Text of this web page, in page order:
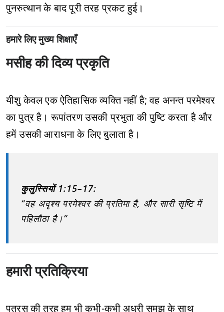
पुनरुत्थान के बाद पूरी तरह प्रकट हुई।
हमारे लिए मुख्य शिक्षाएँ
मसीह की दिव्य प्रकृति
यीशु केवल एक ऐतिहासिक व्यक्ति नहीं है; वह अनन्त परमेश्वर
का पुत्र है। रूपांतरण उसकी प्रभुता की पुष्टि करता है और
हमें उसकी आराधना के लिए बुलाता है।
कुलुस्सियों 1:15–17:
“वह अदृश्य परमेश्वर की प्रतिमा है, और सारी सृष्टि में
पहिलौठा है।”
हमारी प्रतिक्रिया
पतरस की तरह हम भी कभी-कभी अधूरी समझ के साथ